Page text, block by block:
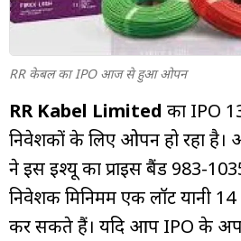
RR केबल का IPO आज से हुआ ओपन
RR Kabel Limited का IPO
निवेशकों के लिए ओपन हो रहा
ने इस इश्यू का प्राइस बैंड ₹983-
निवेशक मिनिमम एक लॉट यानी 14
कर सकते हैं। यदि आप IPO के अपर